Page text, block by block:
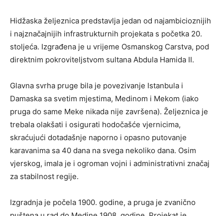
Hidžaska željeznica predstavlja jedan od najambicioznijih
i najznačajnijih infrastrukturnih projekata s početka 20.
stoljeća. Izgrađena je u vrijeme Osmanskog Carstva, pod
direktnim pokroviteljstvom sultana Abdula Hamida II.
Glavna svrha pruge bila je povezivanje Istanbula i
Damaska sa svetim mjestima, Medinom i Mekom (iako
pruga do same Meke nikada nije završena). Željeznica je
trebala olakšati i osigurati hodočašće vjernicima,
skraćujući dotadašnje naporno i opasno putovanje
karavanima sa 40 dana na svega nekoliko dana. Osim
vjerskog, imala je i ogroman vojni i administrativni značaj
za stabilnost regije.
Izgradnja je počela 1900. godine, a pruga je zvanično